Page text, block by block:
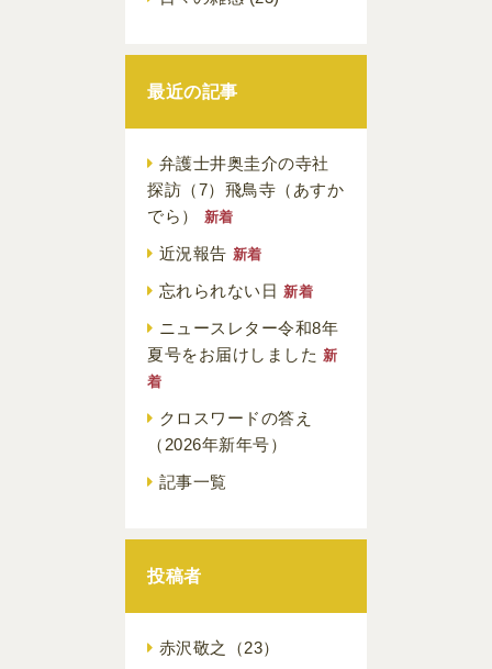
最近の記事
弁護士井奥圭介の寺社
探訪（7）飛鳥寺（あすか
でら）
新着
近況報告 新着
忘れられない日 新着
ニュースレター令和8年
夏号をお届けしました 新
着
クロスワードの答え
（2026年新年号）
記事一覧
投稿者
赤沢敬之 （23）